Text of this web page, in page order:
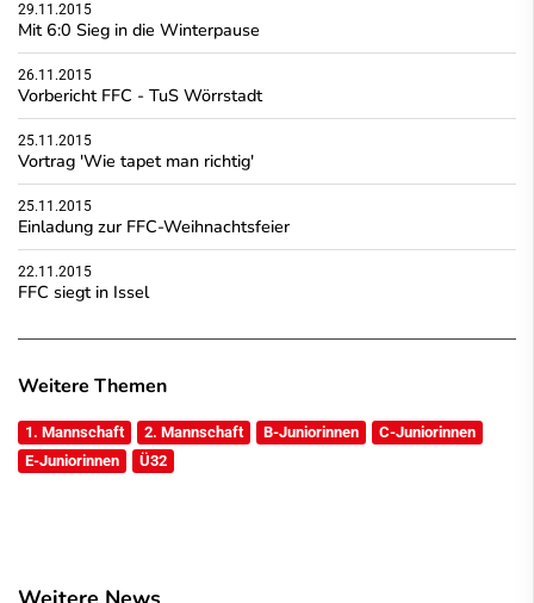
29.11.2015
Mit 6:0 Sieg in die Winterpause
26.11.2015
Vorbericht FFC - TuS Wörrstadt
25.11.2015
Vortrag 'Wie tapet man richtig'
25.11.2015
Einladung zur FFC-Weihnachtsfeier
22.11.2015
FFC siegt in Issel
Weitere Themen
1. Mannschaft 2. Mannschaft B-Juniorinnen
C-Juniorinnen
E-Juniorinnen
Ü32